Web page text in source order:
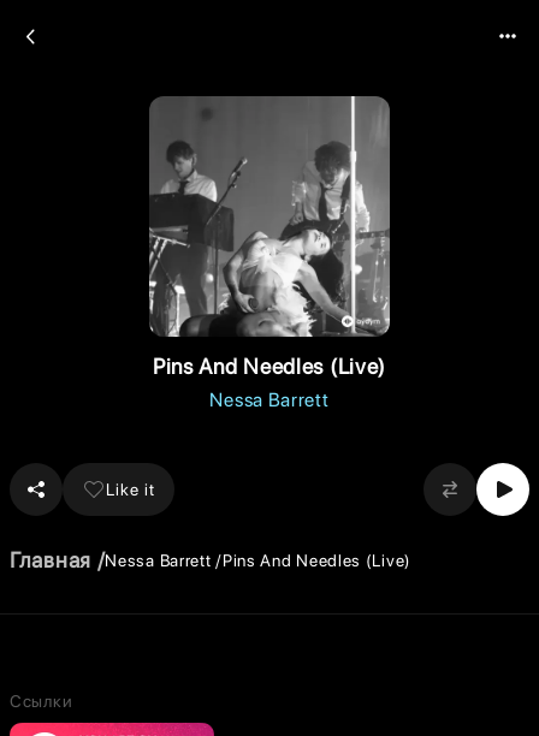
Pins And Needles (Live)
Nessa Barrett
Like it
Главная Nessa Barrett Pins And Needles (Live)
Ссылки